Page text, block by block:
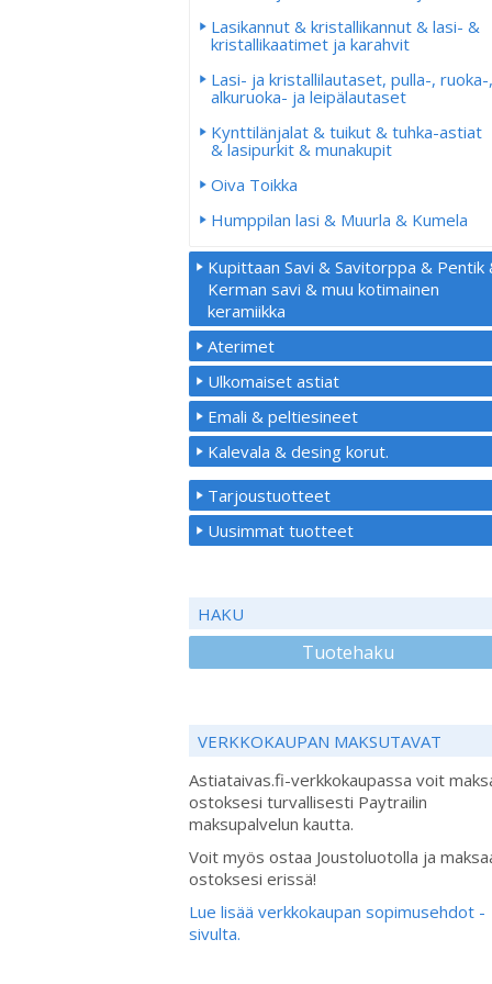
Lasikannut & kristallikannut & lasi- &
kristallikaatimet ja karahvit
Lasi- ja kristallilautaset, pulla-, ruoka-,
alkuruoka- ja leipälautaset
Kynttilänjalat & tuikut & tuhka-astiat
& lasipurkit & munakupit
Oiva Toikka
Humppilan lasi & Muurla & Kumela
Kupittaan Savi & Savitorppa & Pentik
Kerman savi & muu kotimainen
keramiikka
Aterimet
Ulkomaiset astiat
Emali & peltiesineet
Kalevala & desing korut.
Tarjoustuotteet
Uusimmat tuotteet
HAKU
Tuotehaku
VERKKOKAUPAN MAKSUTAVAT
Astiataivas.fi-verkkokaupassa voit
ostoksesi turvallisesti Paytrailin
maksupalvelun kautta.
Voit myös ostaa Joustoluotolla ja
ostoksesi erissä!
Lue lisää verkkokaupan sopimusehdot -
sivulta.